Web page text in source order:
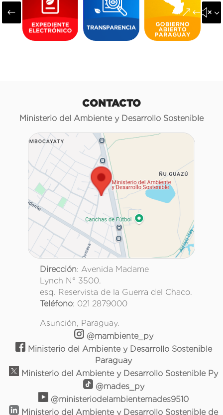
#
CONTACTO
Ministerio del Ambiente y Desarrollo Sostenible
Dirección: Avenida Madame
Lynch N° 3500.
esq. Reservista de la Guerra del Chaco.
Teléfono: 021 2879000
Asunción, Paraguay.
@mambiente_py
Ministerio del Ambiente y Desarrollo Sostenible
Paraguay
Ministerio del Ambiente y Desarrollo Sostenible Py
@mades_py
@ministeriodelambientemades9510
Ministerio del Ambiente y Desarrollo Sostenible de